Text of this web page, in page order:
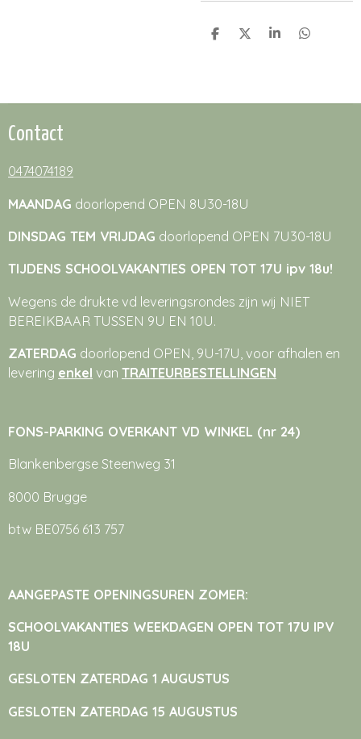
D
D
S
D
Contact
0474074189
MAANDAG doorlopend OPEN 8U30-18U
DINSDAG TEM VRIJDAG doorlopend OPEN 7U30-18U
TIJDENS SCHOOLVAKANTIES OPEN TOT 17U ipv 18u!
Wegens de drukte vd leveringsrondes zijn wij NIET
BEREIKBAAR TUSSEN 9U EN 10U.
ZATERDAG doorlopend OPEN, 9U-17U, voor afhalen en
levering enkel van TRAITEURBESTELLINGEN
FONS-PARKING OVERKANT VD WINKEL (nr 24)
Blankenbergse Steenweg 31
8000 Brugge
btw BE0756 613 757
AANGEPASTE OPENINGSUREN ZOMER:
SCHOOLVAKANTIES WEEKDAGEN OPEN TOT 17U IPV
18U
GESLOTEN ZATERDAG 1 AUGUSTUS
GESLOTEN ZATERDAG 15 AUGUSTUS